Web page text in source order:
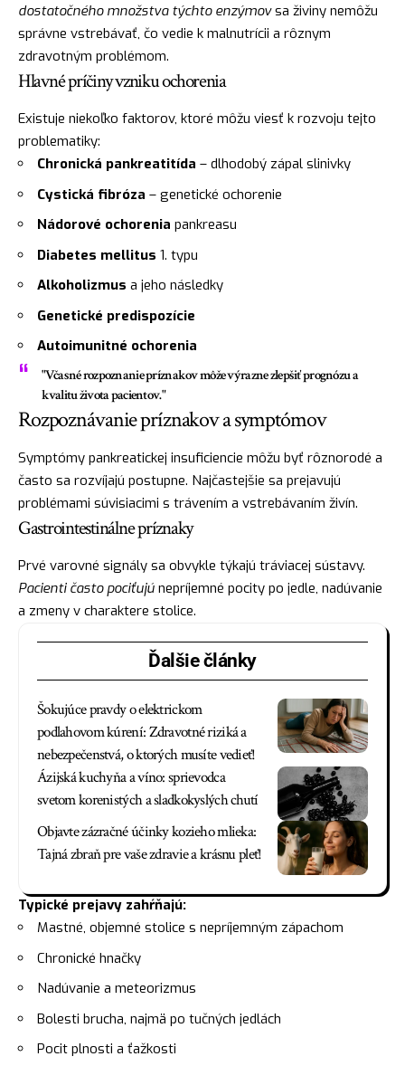
dostatočného množstva týchto enzýmovsa živiny nemôžu
správne vstrebávať, čo vedie k malnutrícii a rôznym
zdravotným problémom.
Hlavné príčiny vzniku ochorenia
Existuje niekoľko faktorov, ktoré môžu viesť k rozvoju tejto
problematiky:
Chronická pankreatitída – dlhodobý zápal slinivky
Cystická fibróza – genetické ochorenie
Nádorové ochorenia pankreasu
Diabetes mellitus 1. typu
Alkoholizmus a jeho následky
Genetické predispozície
Autoimunitné ochorenia
"Včasné rozpoznanie príznakov môže výrazne zlepšiť prognózu a
kvalitu života pacientov."
Rozpoznávanie príznakov a symptómov
Symptómy pankreatickej insuficiencie môžu byť rôznorodé a
často sa rozvíjajú postupne. Najčastejšie sa prejavujú
problémami súvisiacimi s trávením a vstrebávaním živín.
Gastrointestinálne príznaky
Prvé varovné signály sa obvykle týkajú tráviacej sústavy.
Pacienti často pociťujú nepríjemné pocity po jedle, nadúvanie
a zmeny v charaktere stolice.
Ďalšie články
Šokujúce pravdy o elektrickom
podlahovom kúrení: Zdravotné riziká a
nebezpečenstvá, o ktorých musíte vedieť!
Ázijská kuchyňa a víno: sprievodca
svetom korenistých a sladkokyslých chutí
Objavte zázračné účinky kozieho mlieka:
Tajná zbraň pre vaše zdravie a krásnu pleť!
Typické prejavy zahŕňajú:
Mastné, objemné stolice s nepríjemným zápachom
Chronické hnačky
Nadúvanie a meteorizmus
Bolesti brucha, najmä po tučných jedlách
Pocit plnosti a ťažkosti